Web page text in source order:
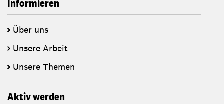
Informieren
Über uns
Unsere Arbeit
Unsere Themen
Aktiv werden